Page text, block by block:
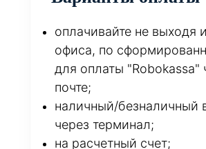
оплачивайте не выходя
офиса, по
для оплаты "Robokassa"
почте;
наличный/безналичный
через терминал;
на расчетный счет;